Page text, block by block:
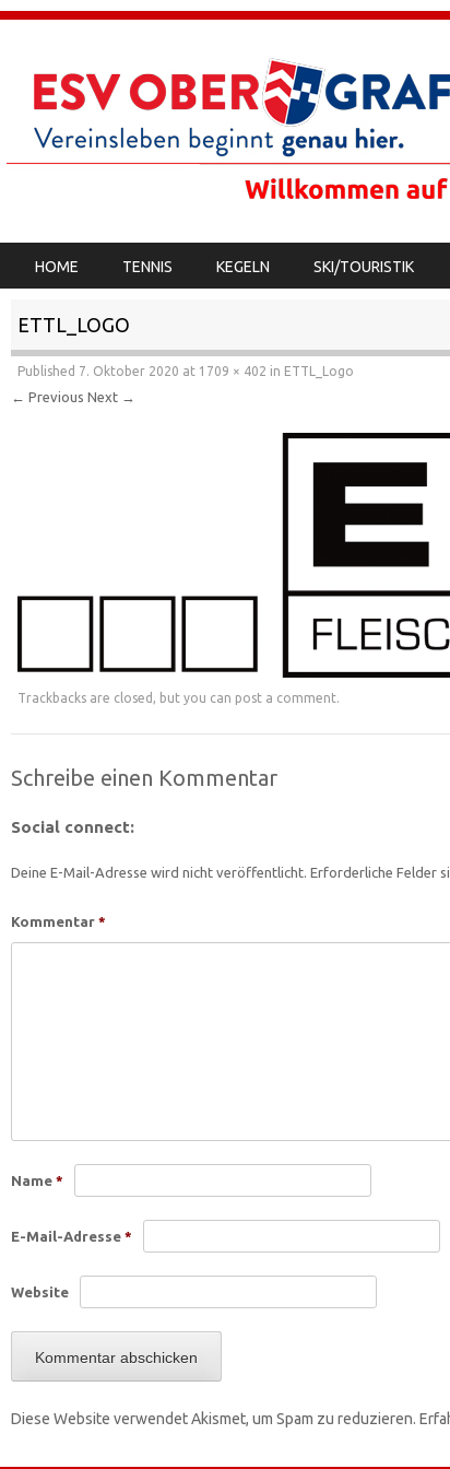
MENU
HOME TENNIS KEGELN SKI/TOURISTIK
ETTL_LOGO
Published 7. Oktober 2020 at 1709 × 402 in ETTL_Logo
← Previous Next →
Trackbacks are closed, but you can post a comment.
Schreibe einen Kommentar
Social connect:
Deine E-Mail-Adresse wird nicht veröffentlicht. Erforderliche Felder
Kommentar *
Name *
E-Mail-Adresse *
Website
Diese Website verwendet Akismet, um Spam zu reduzieren.